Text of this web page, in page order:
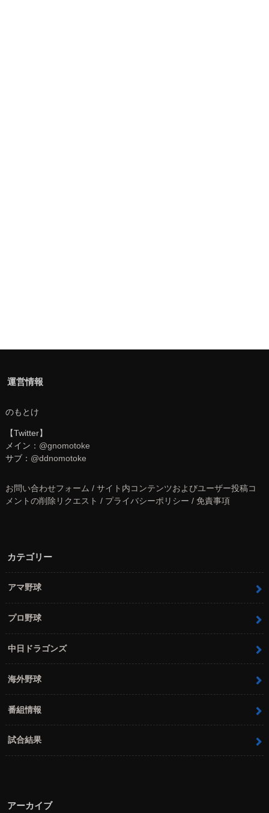
運営情報
のもとけ
【Twitter】
メイン： @gnomotoke
サブ： @ddnomotoke
お問い合わせフォーム / サイト内コンテンツおよびユーザー投稿コ
メントの削除リクエスト / プライバシーポリシー / 免責事項
カテゴリー
アマ野球
プロ野球
中日ドラゴンズ
海外野球
番組情報
試合結果
アーカイブ